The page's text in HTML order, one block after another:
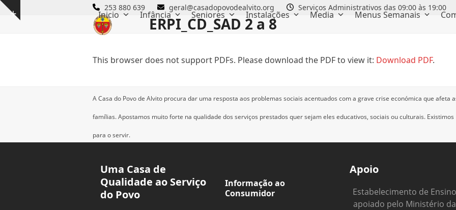
Skip
Show
253 880 639 geral@casadopovodealvito.org Serviços Administrativos das 09:00 às 19:00
Inicio Infância Seniores Instalações Media Menus Semanais
ERPI_CD_SAD 2 a 8
This browser does not support PDFs. Please download the PDF to view it: Download PDF.
A Casa do Povo de Alvito procura dar uma resposta aos problemas sociais acentuados com a grave crise económica que afeta
famílias.Apostamos muito forte na qualidade dos serviços prestados quer sejam eles educativos, sociais ou culturais. Existimos
para o servir.
Uma Casa de
Qualidade ao Serviço
do Povo
Informação ao
Consumidor
Apoio
Estabelecimento de Ensino
apoiado pelo Ministério da